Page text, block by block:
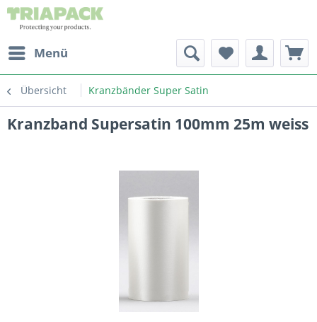
Menü
Übersicht Kranzbänder Super Satin
Kranzband Supersatin 100mm 25m weiss